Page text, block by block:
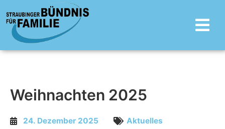
Inhalt
springen
Main
Menu
Weihnachten 2025
24. Dezember 2025 Aktuelles